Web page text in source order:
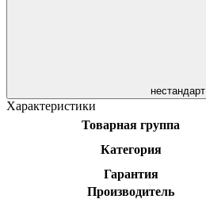
нестандарт
Характеристики
Товарная группа
Категория
Гарантия
Производитель